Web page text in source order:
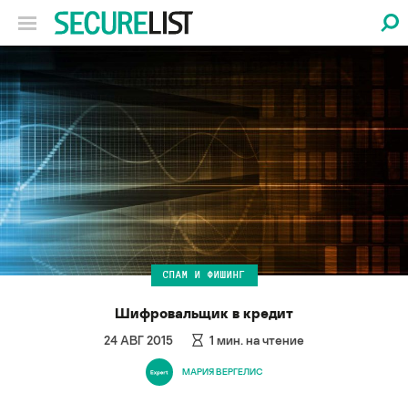
СПАМ И ФИШИНГ
Шифровальщик в кредит
24 АВГ 2015 1 мин. на чтение
МАРИЯ ВЕРГЕЛИС